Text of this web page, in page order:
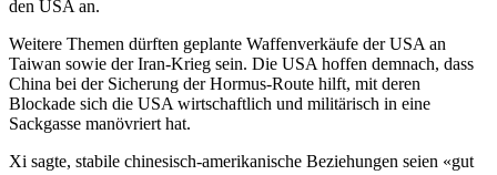
den USA an.
Weitere Themen dürften geplante Waffenverkäufe der USA an
Taiwan sowie der Iran-Krieg sein. Die USA hoffen demnach, dass
China bei der Sicherung der Hormus-Route hilft, mit deren
Blockade sich die USA wirtschaftlich und militärisch in eine
Sackgasse manövriert hat.
Xi sagte, stabile chinesisch-amerikanische Beziehungen seien «gut